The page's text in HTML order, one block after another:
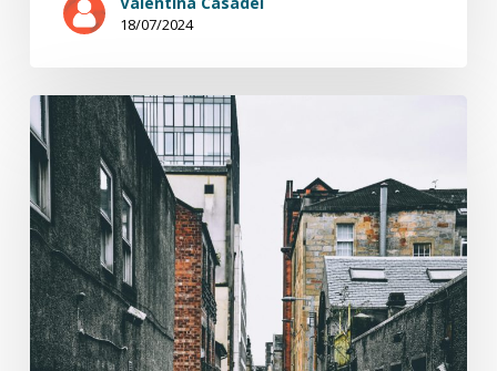
18/07/2024
Sans
toit
ni
toi
4/8